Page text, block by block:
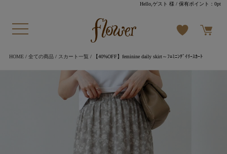
Hello,ゲスト 様 / 保有ポイント：0pt
HOME/ 全ての商品/ スカート一覧 / 【40%OFF】feminine daily skirt～ﾌｪﾐﾆﾝﾃﾞｲﾘｰｽｶｰﾄ